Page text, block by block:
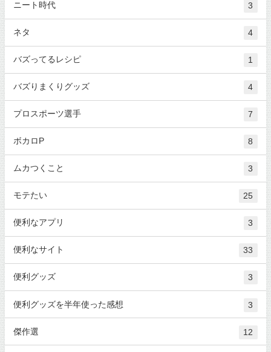
ニート時代 3
ネタ 4
バズってるレシピ 1
バズりまくりグッズ 4
プロスポーツ選手 7
ボカロP 8
ムカつくこと 3
モテたい 25
便利なアプリ 3
便利なサイト 33
便利グッズ 3
便利グッズを半年使った感想 3
傑作選 12